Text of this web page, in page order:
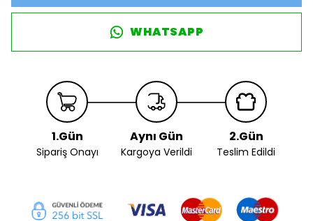
WHATSAPP
1.Gün
Sipariş Onayı
Aynı Gün
Kargoya Verildi
2.Gün
Teslim Edildi